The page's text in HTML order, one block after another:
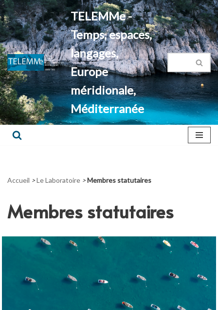
Aller
au
contenu
TELEMMe -
Temps, espaces,
langages,
Europe
méridionale,
Méditerranée
Accueil >Le Laboratoire >Membres statutaires
Membres statutaires